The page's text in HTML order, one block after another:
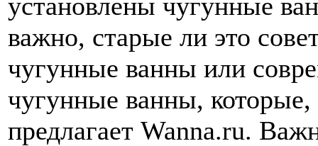
важно, старые ли это
чугунные ванны или
чугунные ванны, которые,
предлагает Wanna.ru.